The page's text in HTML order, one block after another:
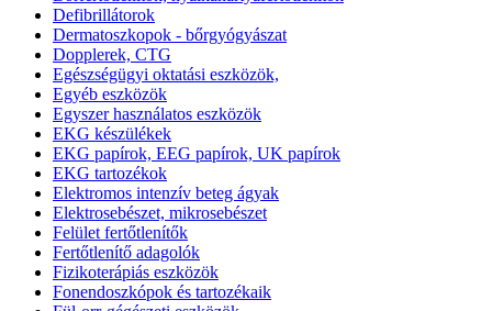
Defibrillátorok
Dermatoszkopok - bőrgyógyászat
Dopplerek, CTG
Egészségügyi oktatási eszközök,
Egyéb eszközök
Egyszer használatos eszközök
EKG készülékek
EKG papírok, EEG papírok, UK papírok
EKG tartozékok
Elektromos intenzív beteg ágyak
Elektrosebészet, mikrosebészet
Felület fertőtlenítők
Fertőtlenítő adagolók
Fizikoterápiás eszközök
Fonendoszkópok és tartozékaik